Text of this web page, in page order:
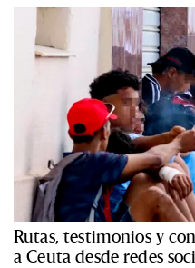
Rutas, testimonios y
a Ceuta desde redes